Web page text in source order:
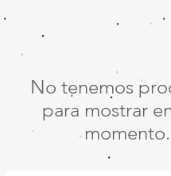
No tenemos
para mostrar
momento.